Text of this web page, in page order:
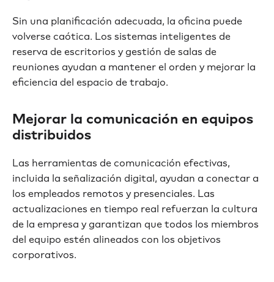
Sin una planificación adecuada, la oficina puede
volverse caótica. Los sistemas inteligentes de
reserva de escritorios y gestión de salas de
reuniones ayudan a mantener el orden y mejorar la
eficiencia del espacio de trabajo.
Mejorar la comunicación en equipos
distribuidos
Las herramientas de comunicación efectivas,
incluida la señalización digital, ayudan a conectar a
los empleados remotos y presenciales. Las
actualizaciones en tiempo real refuerzan la cultura
de la empresa y garantizan que todos los miembros
del equipo estén alineados con los objetivos
corporativos.